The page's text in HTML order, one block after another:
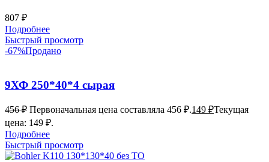
807 ₽
Подробнее
Быстрый просмотр
-67%Продано
9ХФ 250*40*4 сырая
456₽ Первоначальная цена составляла 456 ₽.149 ₽Текущая
цена: 149 ₽.
Подробнее
Быстрый просмотр